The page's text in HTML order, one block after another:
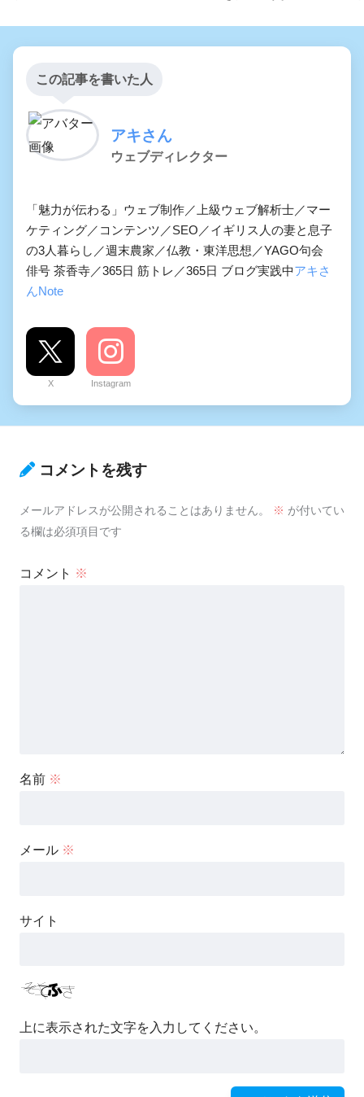
この記事を書いた人
アキさん
ウェブディレクター
「魅力が伝わる」ウェブ制作／上級ウェブ解析士／マー
ケティング／コンテンツ／SEO／イギリス人の妻と息子
の3人暮らし／週末農家／仏教・東洋思想／YAGO句会
俳号 茶香寺／365日 筋トレ／365日 ブログ実践中アキさ
んNote
X Instagram
コメントを残す
メールアドレスが公開されることはありません。 ※ が付いてい
る欄は必須項目です
コメント ※
名前 ※
メール ※
サイト
上に表示された文字を入力してください。